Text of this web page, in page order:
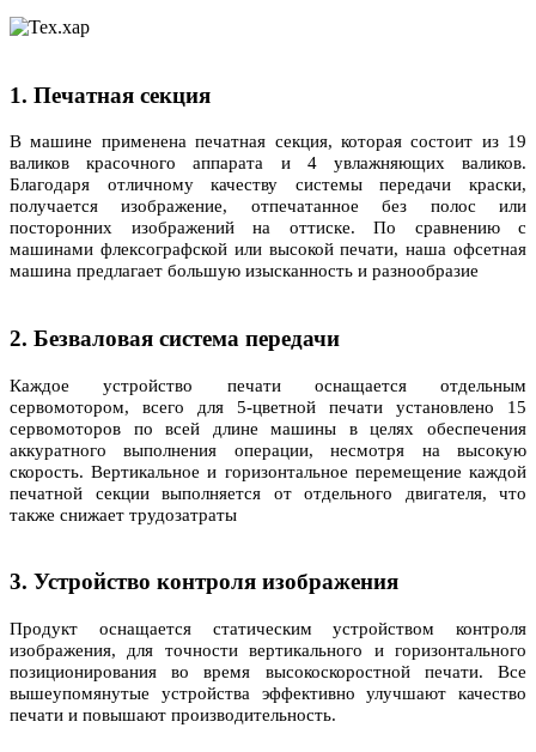
1. Печатная секция
В машине применена печатная секция, которая состоит из 19
валиков красочного аппарата и 4 увлажняющих валиков.
Благодаря отличному качеству системы передачи краски,
получается изображение, отпечатанное без полос или
посторонних изображений на оттиске. По сравнению с
машинами флексографской или высокой печати, наша офсетная
машина предлагает большую изысканность и разнообразие
2. Безваловая система передачи
Каждое устройство печати оснащается отдельным
сервомотором, всего для 5-цветной печати установлено 15
сервомоторов по всей длине машины в целях обеспечения
аккуратного выполнения операции, несмотря на высокую
скорость. Вертикальное и горизонтальное перемещение каждой
печатной секции выполняется от отдельного двигателя, что
также снижает трудозатраты
3. Устройство контроля изображения
Продукт оснащается статическим устройством контроля
изображения, для точности вертикального и горизонтального
позиционирования во время высокоскоростной печати. Все
вышеупомянутые устройства эффективно улучшают качество
печати и повышают производительность.